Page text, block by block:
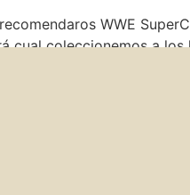
WWE
cual coleccionemos a